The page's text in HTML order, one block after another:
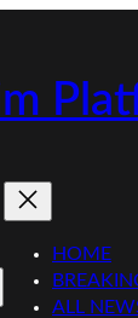
HOME
ALL